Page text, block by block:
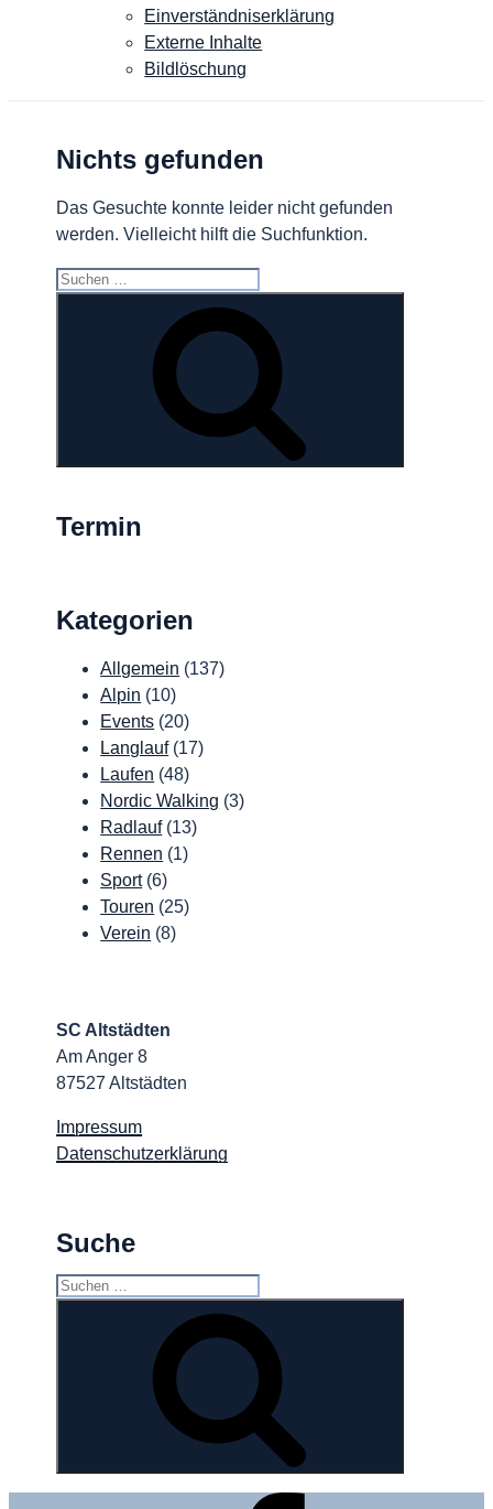
Einverständniserklärung
Externe Inhalte
Bildlöschung
Nichts gefunden
Das Gesuchte konnte leider nicht gefunden
werden. Vielleicht hilft die Suchfunktion.
Suchen
Termin
Kategorien
Allgemein (137)
Alpin (10)
Events (20)
Langlauf(17)
Laufen (48)
Nordic Walking (3)
Radlauf(13)
Rennen (1)
Sport(6)
Touren (25)
Verein (8)
SC Altstädten
Am Anger 8
87527 Altstädten
Impressum
Datenschutzerklärung
Suche
Suchen